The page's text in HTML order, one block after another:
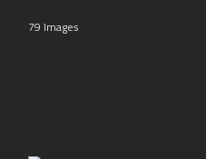
79 Images